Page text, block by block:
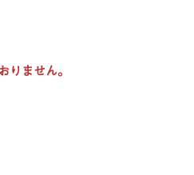
りません。